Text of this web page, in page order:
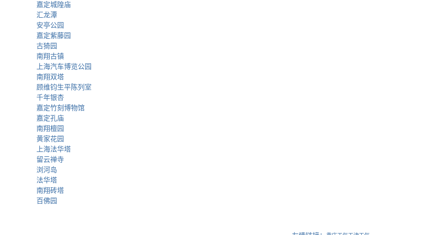
嘉定城隍庙
汇龙潭
安亭公园
嘉定紫藤园
古猗园
南翔古镇
上海汽车博览公园
南翔双塔
顾维钧生平陈列室
千年银杏
嘉定竹刻博物馆
嘉定孔庙
南翔檀园
黄家花园
上海法华塔
留云禅寺
浏河岛
法华塔
南翔砖塔
百佛园